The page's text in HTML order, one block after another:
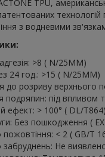
TPU,
технологій
з водневими
>8 ( N/25MM)
24 год.: >15 ( N/25MM)
до розриву верхнього
подряпин: під впливом
ефект: > 100° ( DL/T864)
Без пошкодження (
пожовтіння: < 2 ( GB/T
забруднень: Не